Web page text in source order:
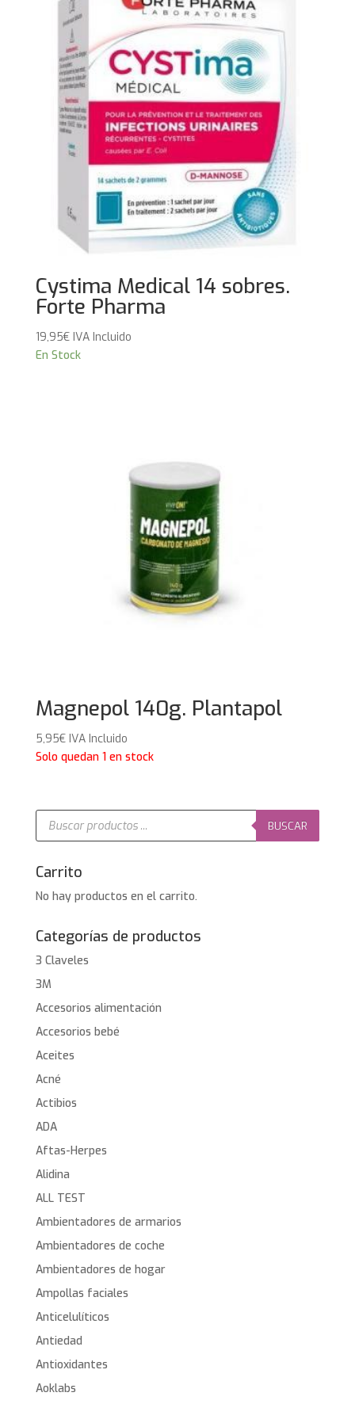
Cystima Medical 14 sobres.
Forte Pharma
19,95€ IVA Incluido
En Stock
Magnepol 140g. Plantapol
5,95€ IVA Incluido
Solo quedan 1 en stock
Búsqueda
productos
BUSCAR
Carrito
No hay productos en el carrito.
Categorías de productos
3 Claveles
3M
Accesorios alimentación
Accesorios bebé
Aceites
Acné
Actibios
ADA
Aftas-Herpes
Alidina
ALL TEST
Ambientadores de armarios
Ambientadores de coche
Ambientadores de hogar
Ampollas faciales
Anticelulíticos
Antiedad
Antioxidantes
Aoklabs